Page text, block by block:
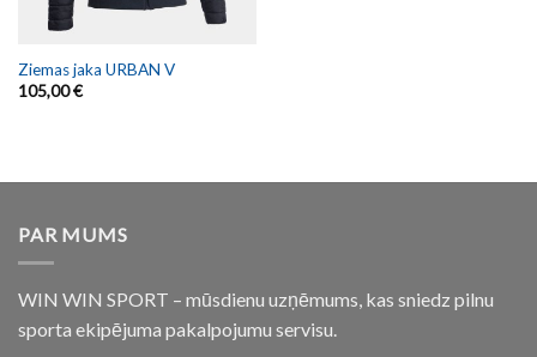
Ziemas jaka URBAN V
105,00€
PAR MUMS
WIN WIN SPORT – mūsdienu uzņēmums, kas sniedz pilnu
sporta ekipējuma pakalpojumu servisu.